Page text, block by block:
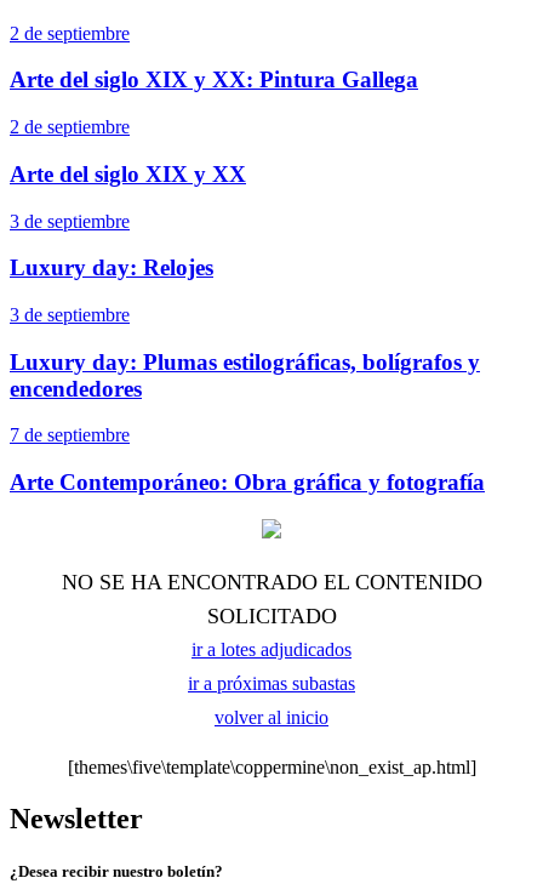
2 de septiembre
Arte del siglo XIX y XX: Pintura Gallega
2 de septiembre
Arte del siglo XIX y XX
3 de septiembre
Luxury day: Relojes
3 de septiembre
Luxury day: Plumas estilográficas, bolígrafos y
encendedores
7 de septiembre
Arte Contemporáneo: Obra gráfica y fotografía
NO SE HA ENCONTRADO EL CONTENIDO
SOLICITADO
ir a lotes adjudicados
ir a próximas subastas
volver al inicio
[themes\five\template\coppermine\non_exist_ap.html]
Newsletter
¿Desea recibir nuestro boletín?